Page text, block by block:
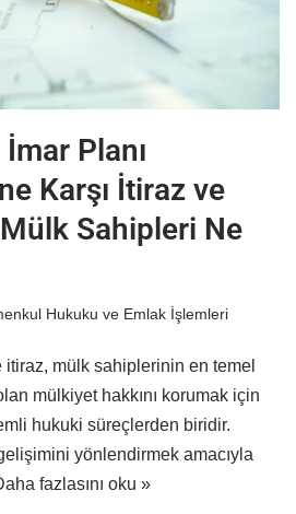
Planı
Karşı İtiraz ve
Sahipleri Ne
Hukuku ve Emlak İşlemleri
itiraz, mülk sahiplerinin en temel
mülkiyet hakkını korumak için
hukuki süreçlerden biridir.
yönlendirmek amacıyla
fazlasını oku »